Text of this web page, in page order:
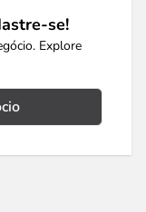
se!
Explore